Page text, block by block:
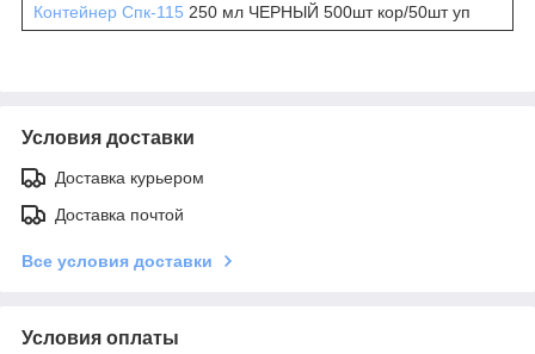
Контейнер Спк-115 250 мл ЧЕРНЫЙ 500шт кор/50шт уп
Условия доставки
Доставка курьером
Доставка почтой
Все условия доставки
Условия оплаты